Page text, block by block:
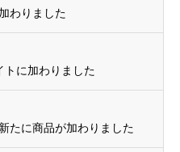
わりました
トに加わりました
たに商品が加わりました